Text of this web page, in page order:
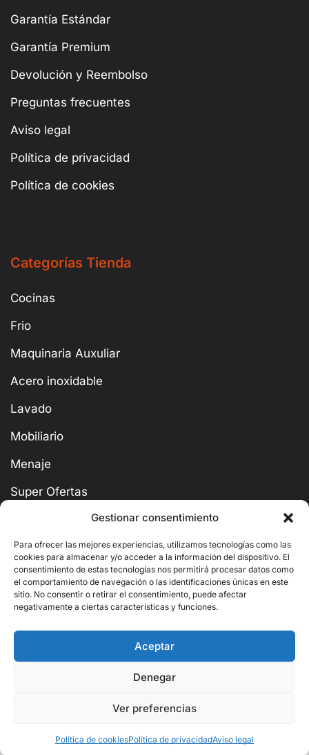
Gestionar consentimiento
Para ofrecer las mejores experiencias, utilizamos tecnologías como las
cookies para almacenar y/o acceder a la información del dispositivo. El
consentimiento de estas tecnologías nos permitirá procesar datos como
el comportamiento de navegación o las identificaciones únicas en este
sitio. No consentir o retirar el consentimiento, puede afectar
negativamente a ciertas características y funciones.
Aceptar
Denegar
Ver preferencias
Política de cookiesPolítica de privacidadAviso legal
794,20€
Garantía Estándar
Garantía Premium
Devolución y Reembolso
Preguntas frecuentes
Aviso legal
Política de privacidad
Política de cookies
Categorías Tienda
Cocinas
Frio
Maquinaria Auxuliar
Acero inoxidable
Lavado
Mobiliario
Menaje
Super Ofertas
BUSCAR
Copyright © 2026 Ornito Hostelería